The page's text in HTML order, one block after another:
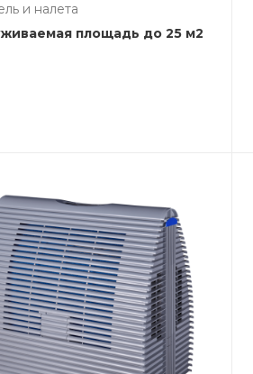
и налета
площадь до 25 м2